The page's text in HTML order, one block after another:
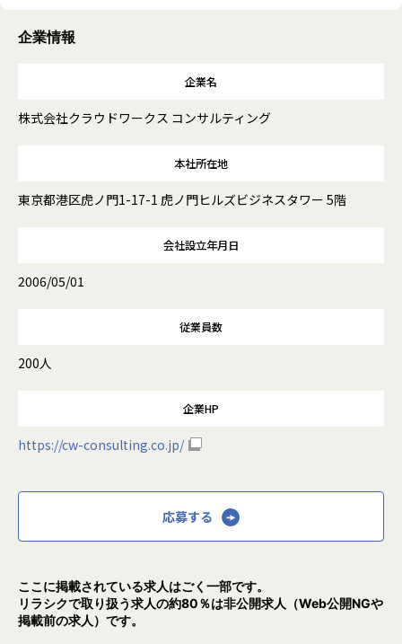
企業情報
企業名
株式会社クラウドワークス コンサルティング
本社所在地
東京都港区虎ノ門1-17-1 虎ノ門ヒルズビジネスタワー 5階
会社設立年月日
2006/05/01
従業員数
200人
企業HP
https://cw-consulting.co.jp/
応募する
ここに掲載されている求人はごく一部です。
リラシクで取り扱う求人の約80％は非公開求人（Web公開NGや
掲載前の求人）です。